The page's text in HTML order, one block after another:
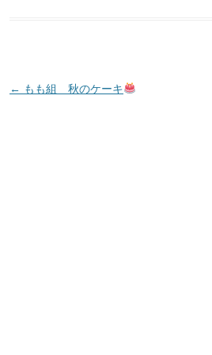
投
← もも組 秋のケーキ